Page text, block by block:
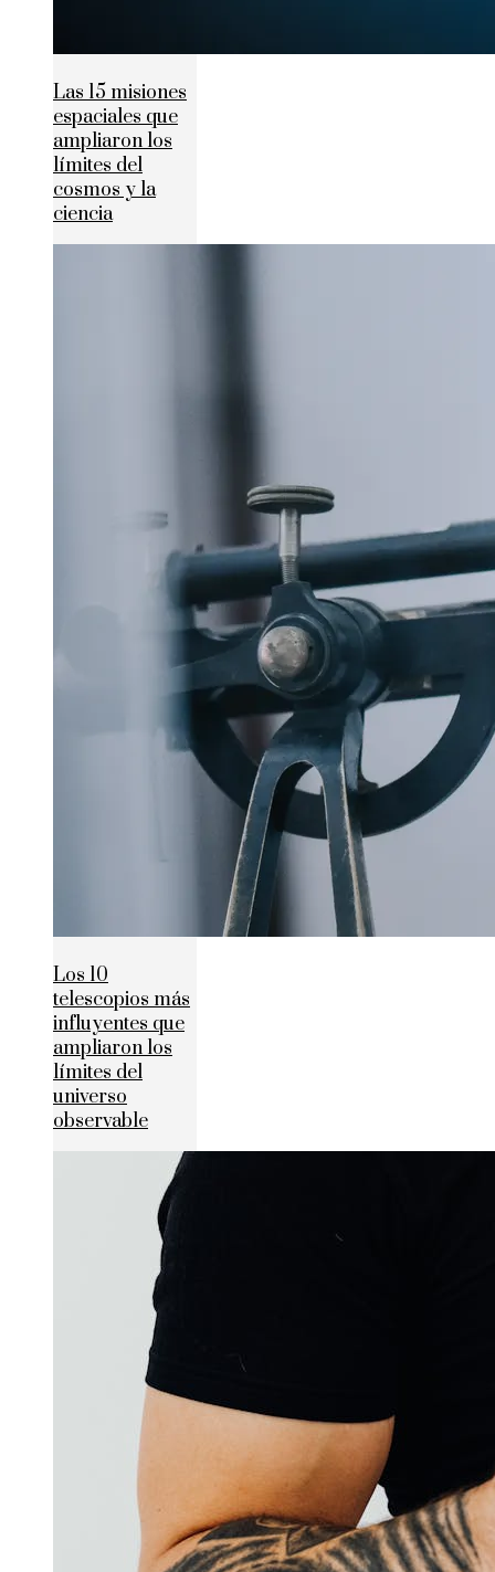
Las 15 misiones
espaciales que
ampliaron los
límites del
cosmos y la
ciencia
Los 10
telescopios más
influyentes que
ampliaron los
límites del
universo
observable